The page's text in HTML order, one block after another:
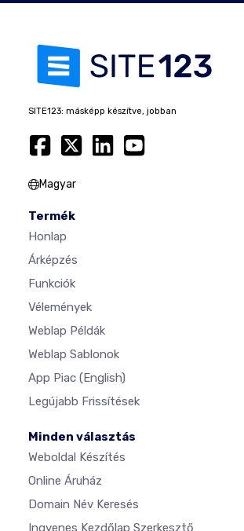
SITE123: másképp készítve, jobban
Magyar
Termék
Honlap
Árképzés
Funkciók
Vélemények
Weblap Példák
Weblap Sablonok
App Piac (English)
Legújabb Frissítések
Minden választás
Weboldal Készítés
Online Áruház
Domain Név Keresés
Ingyenes Kezdőlap Szerkesztő